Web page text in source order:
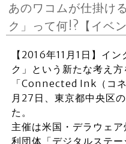
あのワコムが仕掛け
ク」って何!?【イベ
【2016年11月1日】イ
ク」という新たな考え
「Connected Ink（コ
月27日、東京都中央区
た。
主催は米国・デラウェ
利団体「デジタルステ